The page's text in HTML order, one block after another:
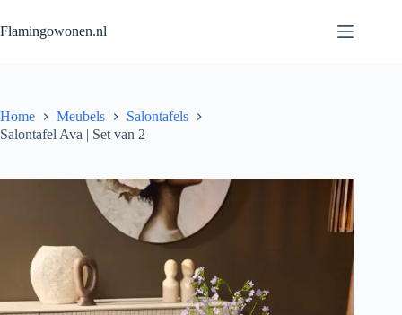
Flamingowonen.nl
Home Meubels
Salontafels
Salontafel Ava | Set van 2